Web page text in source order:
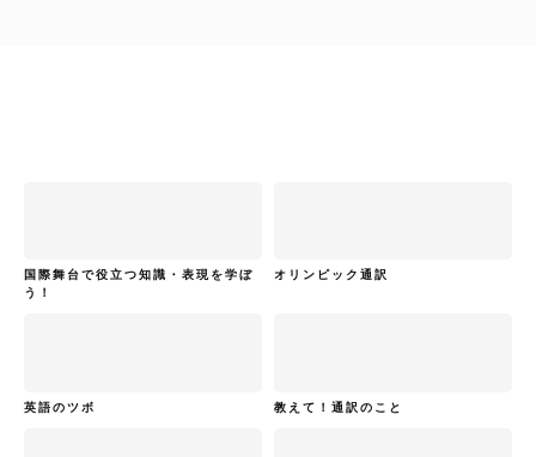
国際舞台で役立つ知識・表現を学ぼ
う！
オリンピック通訳
英語のツボ 教えて！通訳のこと